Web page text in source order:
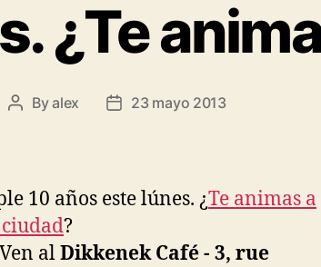
¿Te
Post
Byalex
Post23 mayo 2013
10 años este lúnes. ¿Te animas a
?
alDikkenek Café - 3, rue